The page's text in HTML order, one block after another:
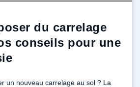
du carrelage
conseils pour une
un nouveau carrelage au sol ? La